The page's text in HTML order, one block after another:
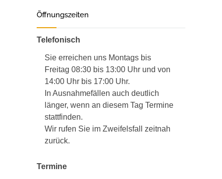
Öffnungszeiten
Telefonisch
Sie erreichen uns Montags bis
Freitag 08:30 bis 13:00 Uhr und von
14:00 Uhr bis 17:00 Uhr.
In Ausnahmefällen auch deutlich
länger, wenn an diesem Tag Termine
stattfinden.
Wir rufen Sie im Zweifelsfall zeitnah
zurück.
Termine